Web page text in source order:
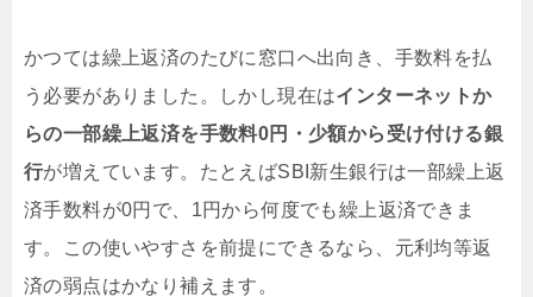
かつては繰上返済のたびに窓口へ出向き、手数料を払
う必要がありました。しかし現在はインターネットか
らの一部繰上返済を手数料0円・少額から受け付ける銀
行が増えています。たとえばSBI新生銀行は一部繰上返
済手数料が0円で、1円から何度でも繰上返済できま
す。この使いやすさを前提にできるなら、元利均等返
済の弱点はかなり補えます。